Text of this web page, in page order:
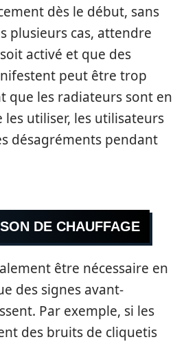
dès le début, sans
plusieurs cas, attendre
activé et que des
peut être trop
que les radiateurs sont en
utiliser, les utilisateurs
désagréments pendant
DE CHAUFFAGE
être nécessaire en
des signes avant-
Par exemple, si les
des bruits de cliquetis